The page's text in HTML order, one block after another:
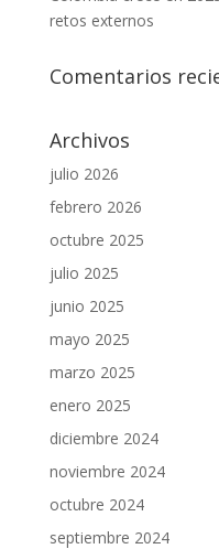
retos externos
Comentarios
Archivos
julio 2026
febrero 2026
octubre 2025
julio 2025
junio 2025
mayo 2025
marzo 2025
enero 2025
diciembre 2024
noviembre 2024
octubre 2024
septiembre 2024